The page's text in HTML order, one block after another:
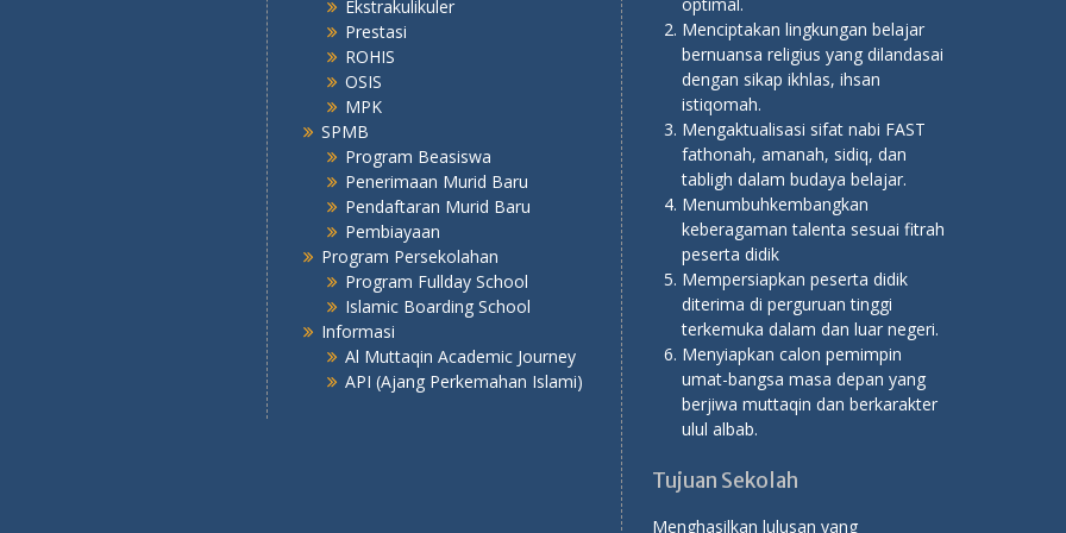
Ekstrakulikuler
Prestasi
ROHIS
OSIS
MPK
SPMB
Program Beasiswa
Penerimaan Murid Baru
Pendaftaran Murid Baru
Pembiayaan
Program Persekolahan
Program Fullday School
Islamic Boarding School
Informasi
Al Muttaqin Academic Journey
API (Ajang Perkemahan Islami)
Menciptakan lingkungan belajar
bernuansa religius yang dilandasai
dengan sikap ikhlas, ihsan
istiqomah.
Mengaktualisasi sifat nabi FAST
fathonah, amanah, sidiq, dan
tabligh dalam budaya belajar.
Menumbuhkembangkan
keberagaman talenta sesuai fitrah
peserta didik
Mempersiapkan peserta didik
diterima di perguruan tinggi
terkemuka dalam dan luar negeri.
Menyiapkan calon pemimpin
umat-bangsa masa depan yang
berjiwa muttaqin dan berkarakter
ulul albab.
Tujuan Sekolah
Menghasilkan lulusan yang